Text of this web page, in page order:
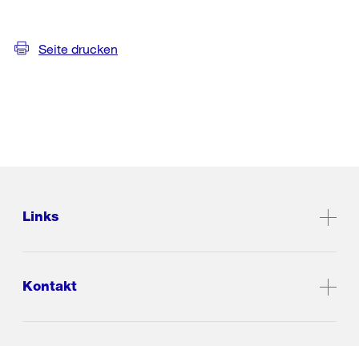
Seite drucken
Links
Kontakt